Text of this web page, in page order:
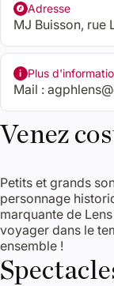
Adresse
MJ Buisson, rue
Plus
Mail :
Venez
Petits et grands
personnage
marquante de
voyager dans le
ensemble !